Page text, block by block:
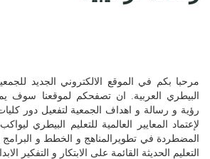
مرحبا بكم في الموقع الالكتروني الجديد
البيطري العربية. ان تصفحكم لموقعنا سوف
رؤية و رسالة و اهداف الجمعية لتفعيل دور
لإعتماد المعايير العالمية للتعليم البيطري
المضطردة في تطويرالمناهج و الخطط و البرامج
التعليم الحديثة القائمة على الابتكار و التفكير